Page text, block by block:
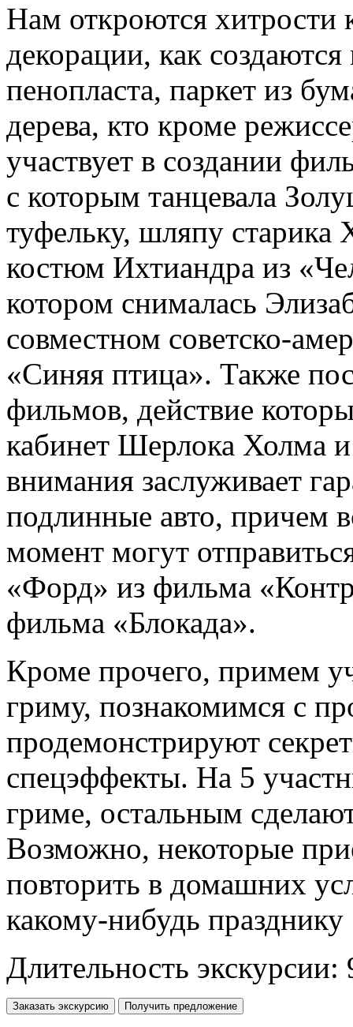
Нам откроются хитрости
декорации, как
пенопласта, паркет из
дерева, кто кроме
участвует в создании
с которым танцевала
туфельку, шляпу старика
костюм Ихтиандра из
котором снималась
совместном советско-
«Синяя птица». Также
фильмов, действие
кабинет Шерлока Холма
внимания заслуживает
подлинные авто, причем
момент могут
«Форд» из фильма
фильма «Блокада».
Кроме прочего, примем
гриму, познакомимся с
продемонстрируют
спецэффекты. На 5
гриме, остальным
Возможно, некоторые
повторить в домашних
какому-нибудь празднику
Длительность экскурсии:
Заказать экскурсию Получить предложение